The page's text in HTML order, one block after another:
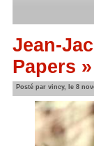
Jean-
Papers »
Posté par vincy, le 8